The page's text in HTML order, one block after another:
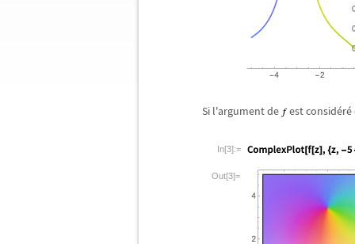
Si l'argument de est considéré
In[3]:=
Out[3]=